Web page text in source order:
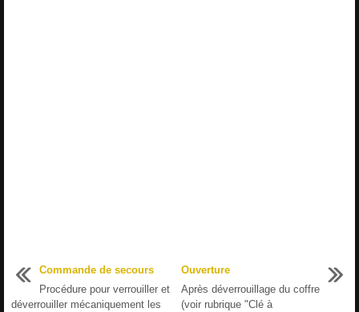
Commande de secours
Procédure pour verrouiller et
déverrouiller mécaniquement les
Ouverture
Après déverrouillage du coffre
(voir rubrique "Clé à